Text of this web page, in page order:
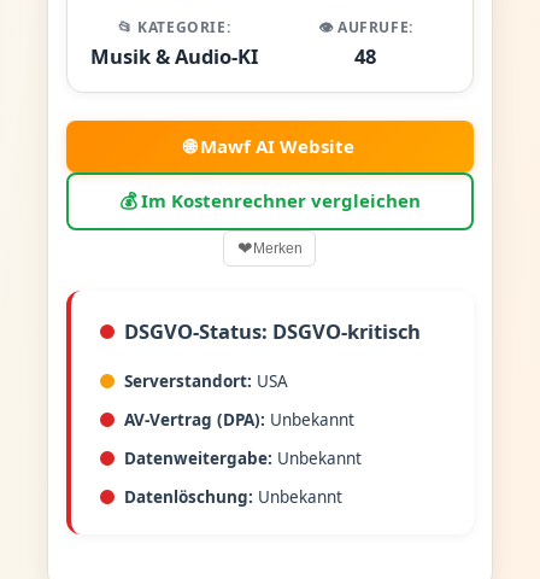
📂 KATEGORIE:
Musik & Audio-KI
👁️ AUFRUFE:
48
🌐 Mawf AI Website
💰 Im Kostenrechner vergleichen
❤Merken
DSGVO-Status: DSGVO-kritisch
Serverstandort: USA
AV-Vertrag (DPA): Unbekannt
Datenweitergabe: Unbekannt
Datenlöschung: Unbekannt